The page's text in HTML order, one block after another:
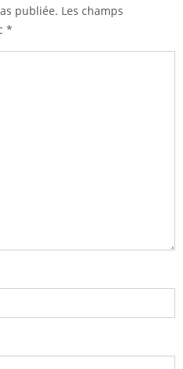
publiée. Les champs
*